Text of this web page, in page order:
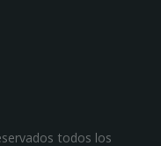
todos los